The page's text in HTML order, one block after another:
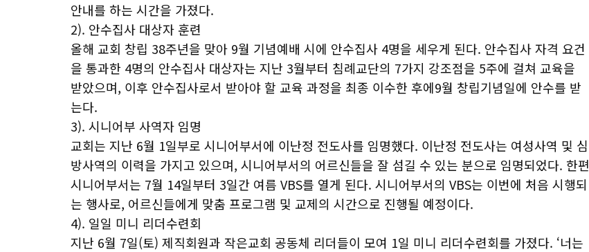
안내를 하는 시간을 가졌다.
2). 안수집사 대상자 훈련
올해 교회 창립 38주년을 맞아 9월 기념예배 시에 안수집사 4명을 세우게 된다. 안수집사 자격 요건
을 통과한 4명의 안수집사 대상자는 지난 3월부터 침례교단의 7가지 강조점을 5주에 걸쳐 교육을
받았으며, 이후 안수집사로서 받아야 할 교육 과정을 최종 이수한 후에9월 창립기념일에 안수를 받
는다.
3). 시니어부 사역자 임명
교회는 지난 6월 1일부로 시니어부서에 이난정 전도사를 임명했다. 이난정 전도사는 여성사역 및 심
방사역의 이력을 가지고 있으며, 시니어부서의 어르신들을 잘 섬길 수 있는 분으로 임명되었다. 한편
시니어부서는 7월 14일부터 3일간 여름 VBS를 열게 된다. 시니어부서의 VBS는 이번에 처음 시행되
는 행사로, 어르신들에게 맞춤 프로그램 및 교제의 시간으로 진행될 예정이다.
4). 일일 미니 리더수련회
지난 6월 7일(토) 제직회원과 작은교회 공동체 리더들이 모여 1일 미니 리더수련회를 가졌다. ‘너는